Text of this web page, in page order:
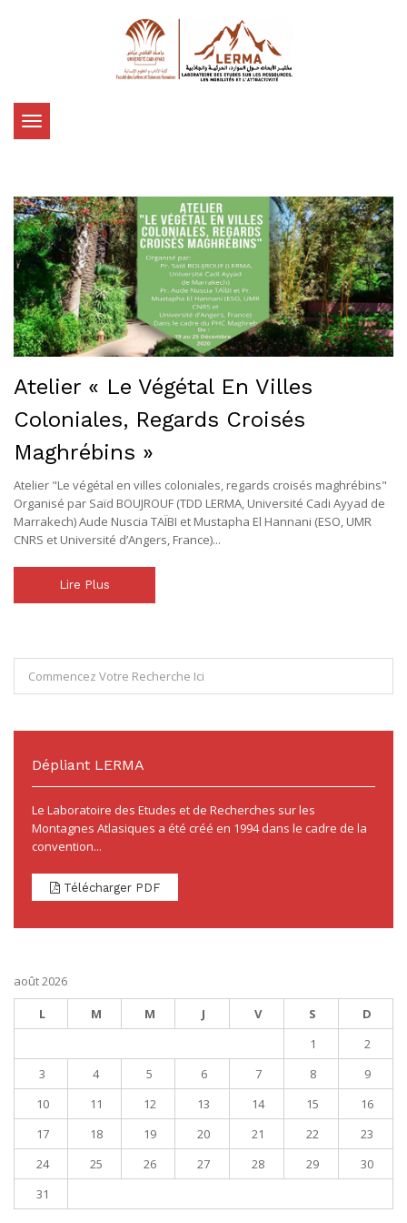
Toggle
navigation
Atelier « Le Végétal En Villes
Coloniales, Regards Croisés
Maghrébins »
Atelier "Le végétal en villes coloniales, regards croisés maghrébins"
Organisé par Saïd BOUJROUF (TDD LERMA, Université Cadi Ayyad de
Marrakech) Aude Nuscia TAÏBI et Mustapha El Hannani (ESO, UMR
CNRS et Université d’Angers, France)...
Lire Plus
Dépliant LERMA
Le Laboratoire des Etudes et de Recherches sur les
Montagnes Atlasiques a été créé en 1994 dans le cadre de la
convention...
Télécharger PDF
août 2026
L
M M J V S
D
1
2
3
4 5 6 7 8
9
10
11 12 13 14 15
16
17
18 19 20 21 22
23
24
25 26 27 28 29
30
31